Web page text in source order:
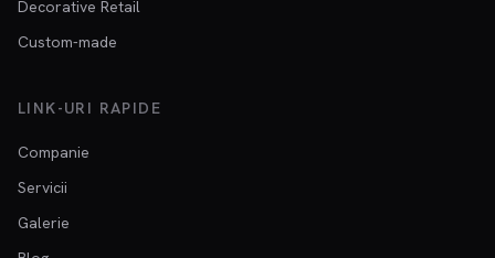
Decorative Retail
Custom-made
LINK-URI RAPIDE
Companie
Servicii
Galerie